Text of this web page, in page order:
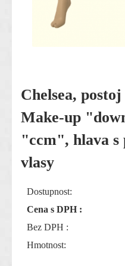
Chelsea,
Make-up
"ccm", hlava s
vlasy
Dostupnost:
Cena s DPH :
Bez DPH :
Hmotnost: